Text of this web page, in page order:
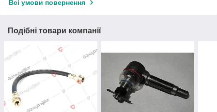
Всі умови повернення
Подібні товари компанії